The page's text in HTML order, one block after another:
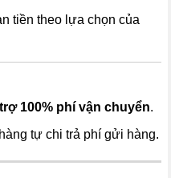
tiền theo lựa chọn của
100% phí vận chuyển.
tự chi trả phí gửi hàng.